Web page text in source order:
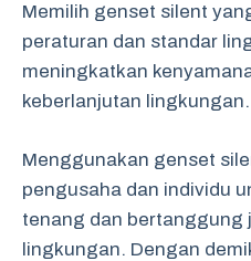
Memilih genset silent
peraturan dan standar
meningkatkan
keberlanjutan lingkungan.
Menggunakan genset
pengusaha dan individu
tenang dan bertanggung
lingkungan. Dengan